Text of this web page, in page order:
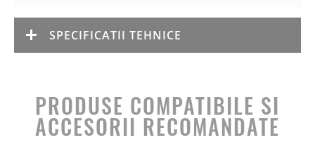
SPECIFICATII TEHNICE
PRODUSE COMPATIBILE SI
ACCESORII RECOMANDATE